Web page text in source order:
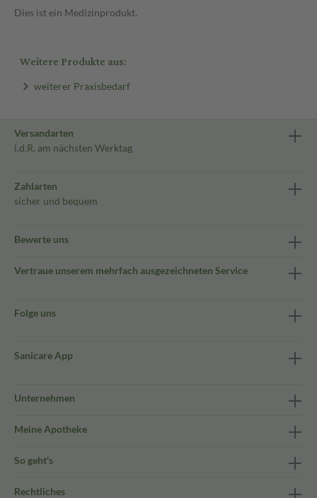
Dies ist ein Medizinprodukt.
Weitere Produkte aus:
weiterer Praxisbedarf
Versandarten
i.d.R. am nächsten Werktag
Zahlarten
sicher und bequem
Bewerte uns
Vertraue unserem mehrfach ausgezeichneten Service
Folge uns
Sanicare App
Unternehmen
Meine Apotheke
So geht's
Rechtliches